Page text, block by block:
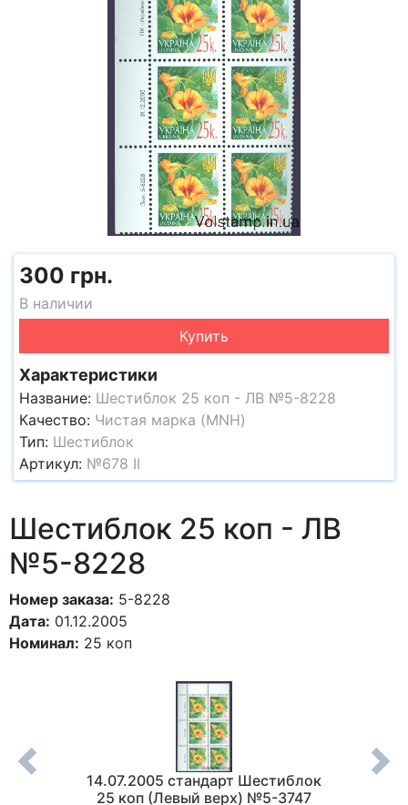
300 грн.
В наличии
Купить
Характеристики
Название: Шестиблок 25 коп - ЛВ №5-8228
Качество: Чистая марка (MNH)
Тип: Шестиблок
Артикул: №678 II
Шестиблок 25 коп - ЛВ
№5-8228
Номер заказа: 5-8228
Дата: 01.12.2005
Номинал: 25 коп
14.07.2005 стандарт Шестиблок
25 коп (Левый верх) №5-3747